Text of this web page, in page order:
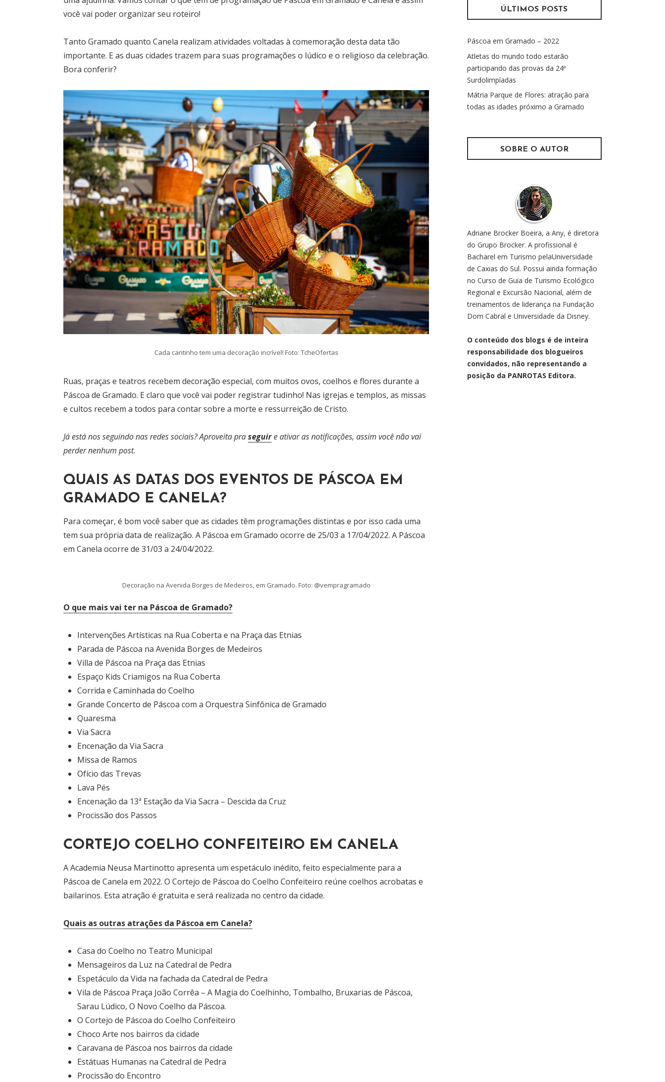
você vai poder organizar seu roteiro!
Tanto Gramado quanto Canela realizam atividades voltadas à comemoração desta data tão
importante. E as duas cidades trazem para suas programações o lúdico e o religioso da celebração.
Bora conferir?
Cada cantinho tem uma decoração incrível! Foto: TcheOfertas
Ruas, praças e teatros recebem decoração especial, com muitos ovos, coelhos e flores durante a
Páscoa de Gramado. E claro que você vai poder registrar tudinho! Nas igrejas e templos, as missas
e cultos recebem a todos para contar sobre a morte e ressurreição de Cristo.
Já está nos seguindo nas redes sociais? Aproveita praseguire ativar as notificações, assim você não vai
perder nenhum post.
QUAIS AS DATAS DOS EVENTOS DE PÁSCOA EM
GRAMADO E CANELA?
Para começar, é bom você saber que as cidades têm programações distintas e por isso cada uma
tem sua própria data de realização. A Páscoa em Gramado ocorre de 25/03 a 17/04/2022. A Páscoa
em Canela ocorre de 31/03 a 24/04/2022.
Decoração na Avenida Borges de Medeiros, em Gramado. Foto: @vempragramado
O que mais vai ter na Páscoa de Gramado?
Intervenções Artísticas na Rua Coberta e na Praça das Etnias
Parada de Páscoa na Avenida Borges de Medeiros
Villa de Páscoa na Praça das Etnias
Espaço Kids Criamigos na Rua Coberta
Corrida e Caminhada do Coelho
Grande Concerto de Páscoa com a Orquestra Sinfônica de Gramado
Quaresma
Via Sacra
Encenação da Via Sacra
Missa de Ramos
Ofício das Trevas
Lava Pés
Encenação da 13ª Estação da Via Sacra – Descida da Cruz
Procissão dos Passos
CORTEJO COELHO CONFEITEIRO EM CANELA
A Academia Neusa Martinotto apresenta um espetáculo inédito, feito especialmente para a
Páscoa de Canela em 2022. O Cortejo de Páscoa do Coelho Confeiteiro reúne coelhos acrobatas e
bailarinos. Esta atração é gratuita e será realizada no centro da cidade.
Quais as outras atrações da Páscoa em Canela?
Casa do Coelho no Teatro Municipal
Mensageiros da Luz na Catedral de Pedra
Espetáculo da Vida na fachada da Catedral de Pedra
Vila de Páscoa Praça João Corrêa – A Magia do Coelhinho, Tombalho, Bruxarias de Páscoa,
Sarau Lúdico, O Novo Coelho da Páscoa.
O Cortejo de Páscoa do Coelho Confeiteiro
Choco Arte nos bairros da cidade
Caravana de Páscoa nos bairros da cidade
Estátuas Humanas na Catedral de Pedra
Procissão do Encontro
i
a
r
p
o
r
:
ÚLTIMOS POSTS
Páscoa em Gramado – 2022
Atletas do mundo todo estarão
participando das provas da 24ª
Surdolimpíadas
Mátria Parque de Flores: atração para
todas as idades próximo a Gramado
SOBRE O AUTOR
Adriane Brocker Boeira, a Any, é diretora
do Grupo Brocker. A profissional é
Bacharel em Turismo pelaUniversidade
de Caxias do Sul. Possui ainda formação
no Curso de Guia de Turismo Ecológico
Regional e Excursão Nacional, além de
treinamentos de liderança na Fundação
Dom Cabral e Universidade da Disney.
O conteúdo dos blogs é de inteira
responsabilidade dos blogueiros
convidados, não representando a
posição da PANROTAS Editora.